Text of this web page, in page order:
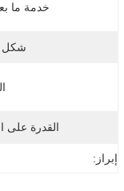
خدمة ما
شكل
القدرة على
إبراز: